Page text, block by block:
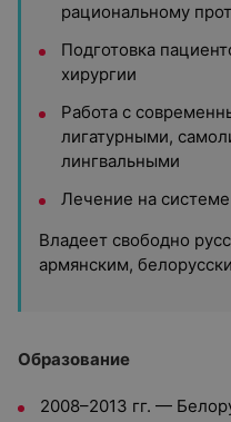
рациональному
Подготовка
хирургии
Работа с
лигатурными,
лингвальными
Лечение на
Владеет свободно
армянским,
Образование
2008–2013 гг. —